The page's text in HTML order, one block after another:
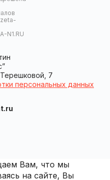
N1.RU
7
персональных данных
Вам, что мы
на сайте, Вы